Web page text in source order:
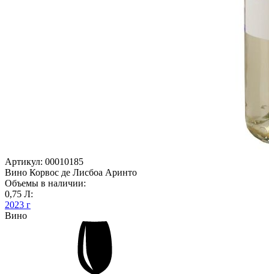
Артикул: 00010185
Вино Корвос де Лисбоа Аринто
Объемы в наличии:
0,75 Л:
2023 г
Вино